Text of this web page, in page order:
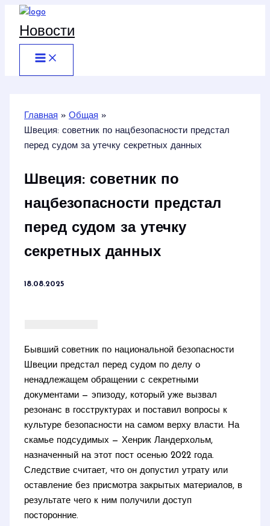
Перейти
содержимому
Новости
Главная
Общая
Швеция: советник по нацбезопасности предстал
перед судом за утечку секретных данных
Швеция: советник по
нацбезопасности предстал
перед судом за утечку
секретных данных
18.08.2025
Бывший советник по национальной безопасности
Швеции предстал перед судом по делу о
ненадлежащем обращении с секретными
документами — эпизоду, который уже вызвал
резонанс в госструктурах и поставил вопросы к
культуре безопасности на самом верху власти. На
скамье подсудимых — Хенрик Ландерхольм,
назначенный на этот пост осенью 2022 года.
Следствие считает, что он допустил утрату или
оставление без присмотра закрытых материалов, в
результате чего к ним получили доступ
посторонние.